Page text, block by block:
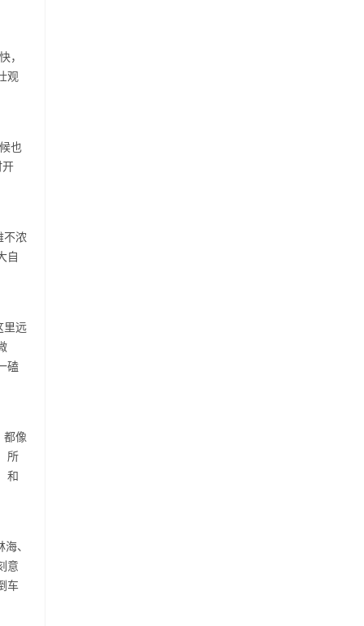
，
观
也
开
不浓
自
里远
磕
都像
所
和
、
意
车